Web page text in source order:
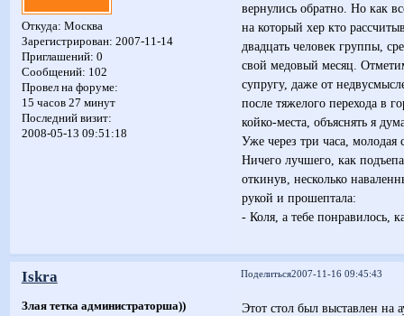
Откуда: Москва
Зарегистрирован: 2007-11-14
Приглашений: 0
Сообщений: 102
Провел на форуме:
15 часов 27 минут
Последний визит:
2008-05-13 09:51:18
вернулись обратно. Но как
на который хер кто
двадцать человек группы,
свой медовый месяц.
супругу, даже от
после тяжелого перехода в
койко-места, объяснять я
Уже через три часа, молодая
Ничего лучшего, как
откинув, несколько
рукой и прошептала:
- Коля, а тебе понравилось,
Поделиться2007-11-16 09:45:43
Iskra
Злая тетка администраторша)) Этот стол был выставлен на